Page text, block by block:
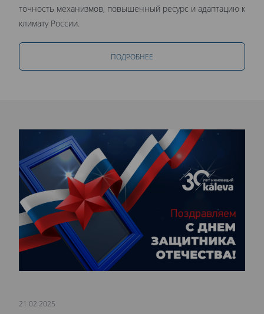
точность механизмов, повышенный ресурс и адаптацию к
климату России.
ПОДРОБНЕЕ
21.02.2025